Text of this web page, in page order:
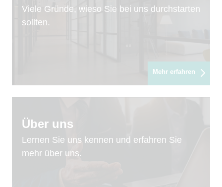
Viele Gründe, wieso Sie bei uns durchstarten
sollten.
Mehr erfahren
Über uns
Lernen Sie uns kennen und erfahren Sie
mehr über uns.